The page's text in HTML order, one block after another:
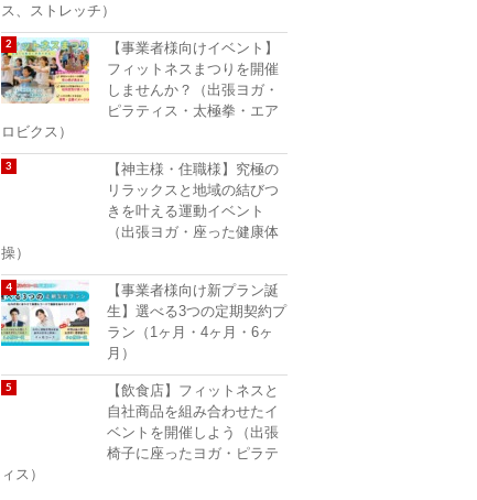
ス、ストレッチ）
【事業者様向けイベント】
フィットネスまつりを開催
しませんか？（出張ヨガ・
ピラティス・太極拳・エア
ロビクス）
【神主様・住職様】究極の
リラックスと地域の結びつ
きを叶える運動イベント
（出張ヨガ・座った健康体
操）
【事業者様向け新プラン誕
生】選べる3つの定期契約プ
ラン（1ヶ月・4ヶ月・6ヶ
月）
【飲食店】フィットネスと
自社商品を組み合わせたイ
ベントを開催しよう（出張
椅子に座ったヨガ・ピラテ
ィス）